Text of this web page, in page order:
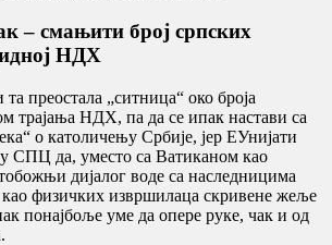
– смањити број српских
НДХ
преостала „ситница“ око броја
трајања НДХ, па да се ипак настави са
о католичењу Србије, јер ЕУнијати
СПЦ да, уместо са Ватиканом као
дијалог воде са наследницима
физичких извршилаца скривене жеље
понајбоље уме да опере руке, чак и од